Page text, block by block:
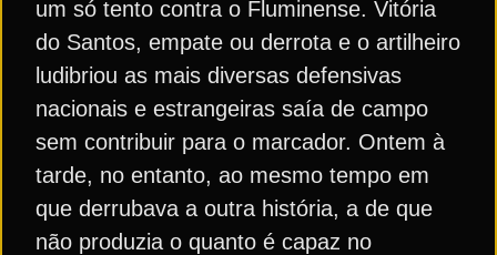
um só tento contra o Fluminense. Vitória
do Santos, empate ou derrota e o artilheiro
ludibriou as mais diversas defensivas
nacionais e estrangeiras saía de campo
sem contribuir para o marcador. Ontem à
tarde, no entanto, ao mesmo tempo em
que derrubava a outra história, a de que
não produzia o quanto é capaz no